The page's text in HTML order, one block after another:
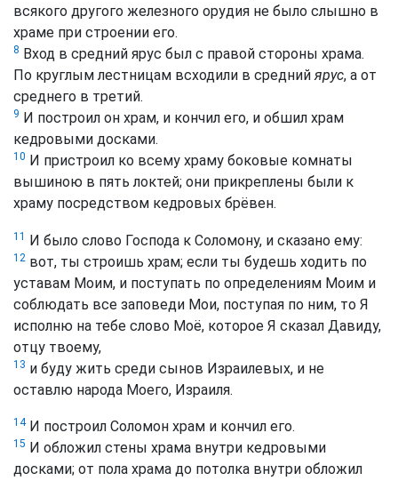
всякого другого железного орудия не было слышно в
храме при строении его.
8 Вход в средний ярус был с правой стороны храма.
По круглым лестницам всходили в среднийярус, а от
среднего в третий.
9 И построил он храм, и кончил его, и обшил храм
кедровыми досками.
10 И пристроил ко всему храму боковые комнаты
вышиною в пять локтей; они прикреплены были к
храму посредством кедровых брёвен.
11 И было слово Господа к Соломону, и сказано ему:
12 вот, ты строишь храм; если ты будешь ходить по
уставам Моим, и поступать по определениям Моим и
соблюдать все заповеди Мои, поступая по ним, то Я
исполню на тебе слово Моё, которое Я сказал Давиду,
отцу твоему,
13 и буду жить среди сынов Израилевых, и не
оставлю народа Моего, Израиля.
14И построил Соломон храм и кончил его.
15 И обложил стены храма внутри кедровыми
досками; от пола храма до потолка внутри обложил